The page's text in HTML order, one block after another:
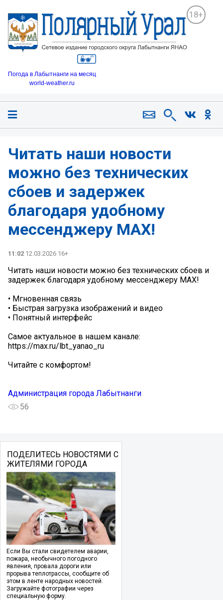
18+
Погода в Лабытнанги на месяц
world-weather.ru
Читать наши новости
можно без технических
сбоев и задержек
благодаря удобному
мессенджеру MAX!
11:02 12.03.2026 16+
Читать наши новости можно без технических сбоев и
задержек благодаря удобному мессенджеру MAX!
• Мгновенная связь
• Быстрая загрузка изображений и видео
• Понятный интерфейс
Самое актуальное в нашем канале:
https://max.ru/lbt_yanao_ru
Читайте с комфортом!
Администрация города Лабытнанги
56
ПОДЕЛИТЕСЬ НОВОСТЯМИ С
ЖИТЕЛЯМИ ГОРОДА
Если Вы стали свидетелем аварии,
пожара, необычного погодного
явления, провала дороги или
прорыва теплотрассы, сообщите об
этом в ленте народных новостей.
Загружайте фотографии через
специальную форму.